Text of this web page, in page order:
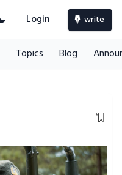
Login write
Topics Blog